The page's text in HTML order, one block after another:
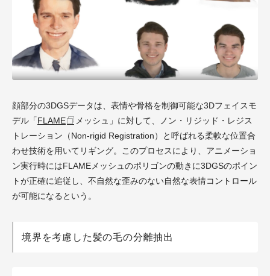
顔部分の3DGSデータは、表情や骨格を制御可能な3Dフェイスモ
デル「FLAME
メッシュ」に対して、ノン・リジッド・レジス
トレーション（Non-rigid Registration）と呼ばれる柔軟な位置合
わせ技術を用いてリギング。このプロセスにより、アニメーショ
ン実行時にはFLAMEメッシュのポリゴンの動きに3DGSのポイン
トが正確に追従し、不自然な歪みのない自然な表情コントロール
が可能になるという。
境界を考慮した髪の毛の分離抽出